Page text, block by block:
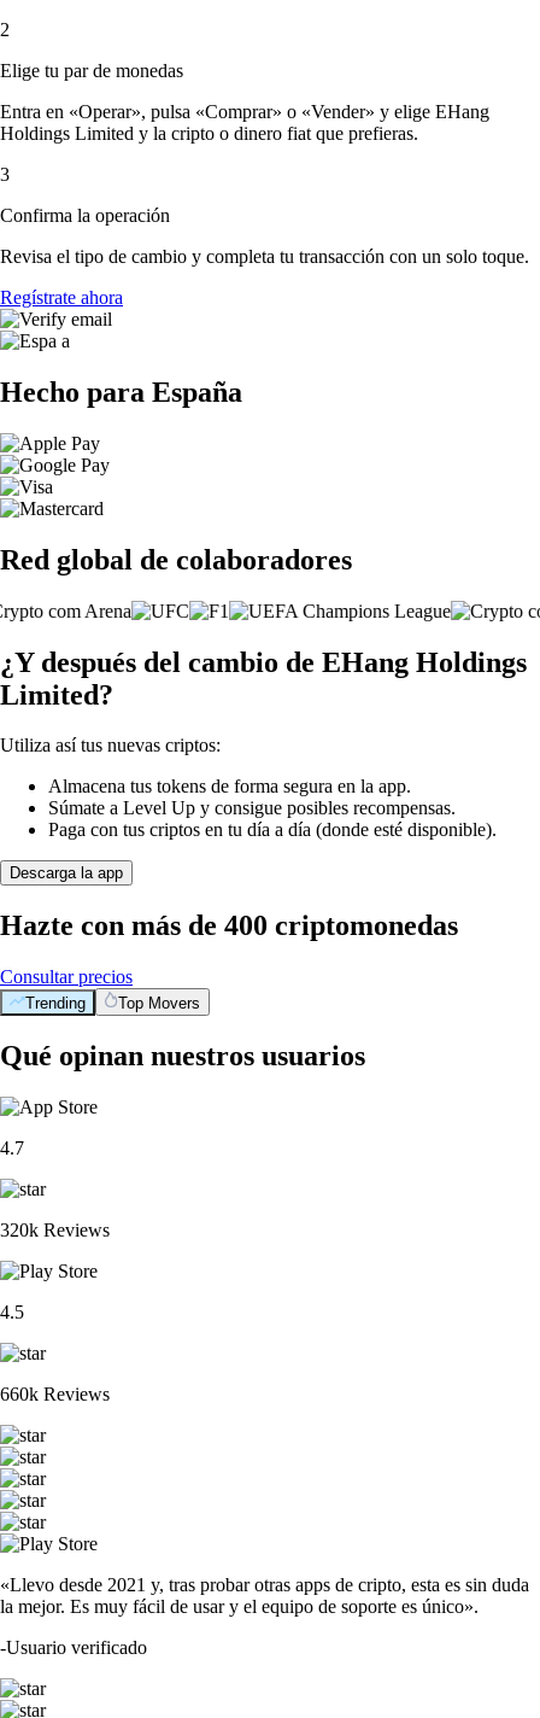
2
Elige tu par de monedas
Entra en «Operar», pulsa «Comprar» o «Vender» y elige EHang
Holdings Limited y la cripto o dinero fiat que prefieras.
3
Confirma la operación
Revisa el tipo de cambio y completa tu transacción con un solo toque.
Regístrate ahora
Hecho para España
Red global de colaboradores
¿Y después del cambio de EHang Holdings
Limited?
Utiliza así tus nuevas criptos:
Almacena tus tokens de forma segura en la app.
Súmate a Level Up y consigue posibles recompensas.
Paga con tus criptos en tu día a día (donde esté disponible).
Descarga la app
Hazte con más de 400 criptomonedas
Consultar precios
Trending Top Movers
Qué opinan nuestros usuarios
4.7
320k Reviews
4.5
660k Reviews
«Llevo desde 2021 y, tras probar otras apps de cripto, esta es sin duda
la mejor. Es muy fácil de usar y el equipo de soporte es único».
-Usuario verificado